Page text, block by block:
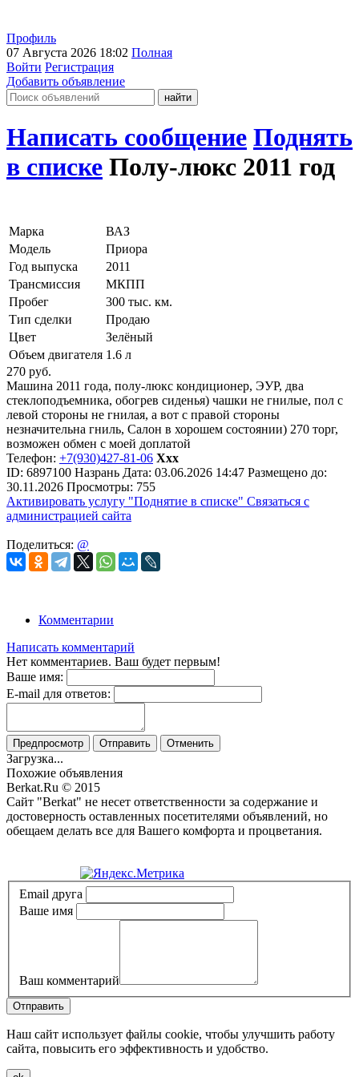
Профиль
07 Августа 2026 18:02 Полная
Войти Регистрация
Добавить объявление
Написать сообщение Поднять
в списке Полу-люкс 2011 год
Марка
ВАЗ
Модель
Приора
Год выпуска
2011
Трансмиссия
МКПП
Пробег
300 тыс. км.
Тип сделки
Продаю
Цвет
Зелёный
Объем двигателя 1.6 л
270 руб.
Машина 2011 года, полу-люкс кондиционер, ЭУР, два
стеклоподъемника, обогрев сиденья) чашки не гнилые, пол с
левой стороны не гнилая, а вот с правой стороны
незначительна гниль, Салон в хорошем состоянии) 270 торг,
возможен обмен с моей доплатой
Телефон: +7(930)427-81-06 Ххх
ID: 6897100 Назрань Дата: 03.06.2026 14:47 Размещено до:
30.11.2026 Просмотры: 755
Активировать услугу "Поднятие в списке" Связаться с
администрацией сайта
Поделиться: @
Комментарии
Написать комментарий
Нет комментариев. Ваш будет первым!
Ваше имя:
E-mail для ответов:
Предпросмотр Отправить Отменить
Загрузка...
Похожие объявления
Berkat.Ru © 2015
Сайт "Berkat" не несет ответственности за содержание и
достоверность оставленных посетителями объявлений, но
обещаем делать все для Вашего комфорта и процветания.
Email друга
Ваше имя
Ваш комментарий
Отправить
Наш сайт использует файлы cookie, чтобы улучшить работу
сайта, повысить его эффективность и удобство.